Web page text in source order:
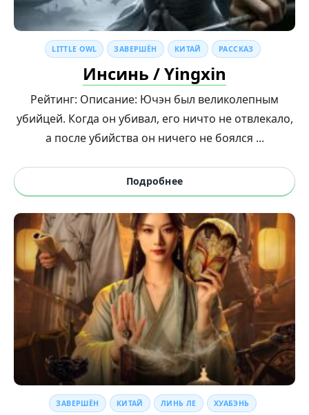
LITTLE OWL ЗАВЕРШЁН КИТАЙ РАССКАЗ
Инсинь / Yingxin
Рейтинг: Описание: Ючэн был великолепным
убийцей. Когда он убивал, его ничто не отвлекало,
а после убийства он ничего не боялся ...
Подробнее
ЗАВЕРШЁН КИТАЙ ЛИНЬ ЛЕ ХУАБЭНЬ